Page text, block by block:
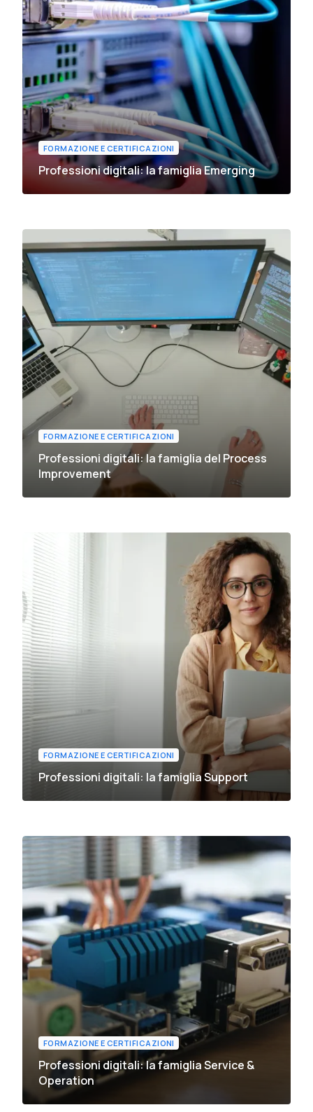
FORMAZIONE E CERTIFICAZIONI
Professioni digitali: la famiglia Emerging
FORMAZIONE E CERTIFICAZIONI
Professioni digitali: la famiglia del Process
Improvement
FORMAZIONE E CERTIFICAZIONI
Professioni digitali: la famiglia Support
FORMAZIONE E CERTIFICAZIONI
Professioni digitali: la famiglia Service &
Operation